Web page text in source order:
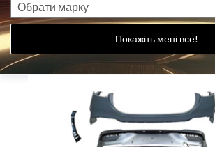
Покажіть мені все!